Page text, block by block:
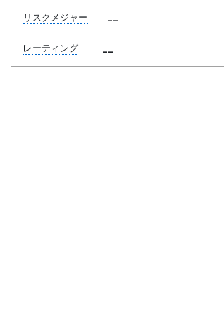
リスクメジャー --
レーティング --